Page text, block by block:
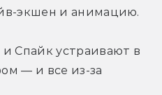
экшен и анимацию.
Спайк устраивают в
— и все из-за